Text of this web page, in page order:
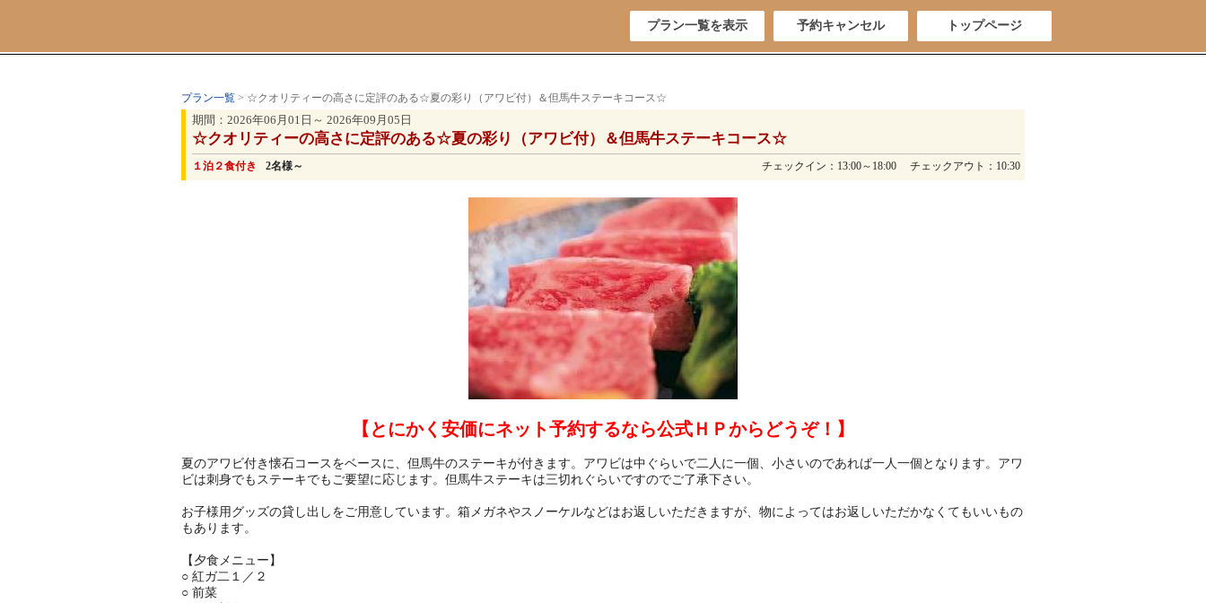
プラン一覧を表示 予約キャンセル トップページ
プラン一覧 > ☆クオリティーの高さに定評のある☆夏の彩り（アワビ付）＆但馬牛ステーキコース☆
期間：2026年06月01日～ 2026年09月05日
☆クオリティーの高さに定評のある☆夏の彩り（アワビ付）＆但馬牛ステーキコース☆
１泊２食付き 2名様～ チェックイン：13:00～18:00 チェックアウト：10:30
【とにかく安価にネット予約するなら公式ＨＰからどうぞ！】
夏のアワビ付き懐石コースをベースに、但馬牛のステーキが付きます。アワビは中ぐらいで二人に一個、小さいのであれば一人一個となります。アワ
ビは刺身でもステーキでもご要望に応じます。但馬牛ステーキは三切れぐらいですのでご了承下さい。
お子様用グッズの貸し出しをご用意しています。箱メガネやスノーケルなどはお返しいただきますが、物によってはお返しいただかなくてもいいもの
もあります。
【夕食メニュー】
○ 紅ガ二１／２
○ 前菜